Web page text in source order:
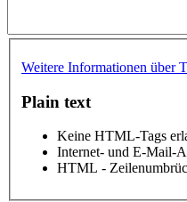
Weitere Informationen über
Plain text
Keine HTML-Tags
Internet- und E-Mail-
HTML -